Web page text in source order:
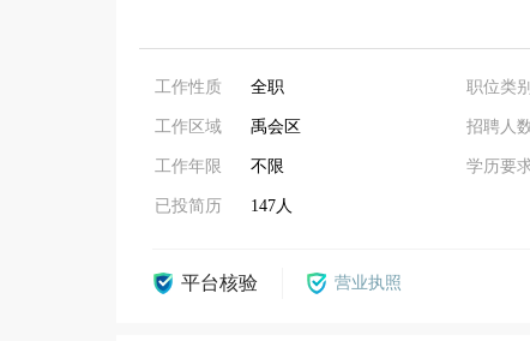
工作性质 全职
工作区域 禹会区
工作年限 不限
已投简历 147人
职位类别
招聘人
学历要
平台核验 营业执照